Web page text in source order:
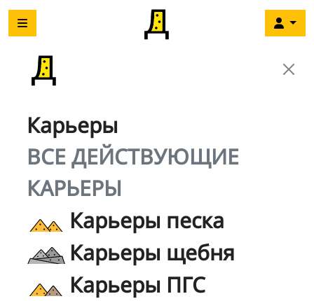
Карьеры
ВСЕ ДЕЙСТВУЮЩИЕ
КАРЬЕРЫ
Карьеры песка
Карьеры щебня
Карьеры ПГС